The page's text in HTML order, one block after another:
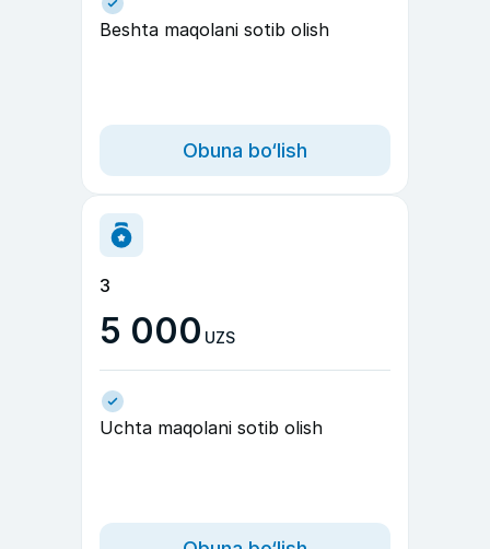
Beshta maqolani sotib olish
Obuna bo‘lish
3
5 000 UZS
Uchta maqolani sotib olish